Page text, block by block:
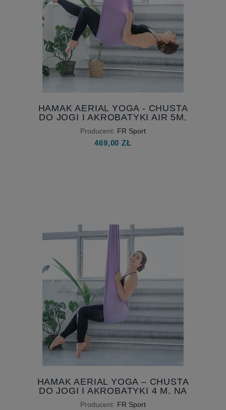
HAMAK AERIAL YOGA - CHUSTA
DO JOGI I AKROBATYKI AIR 5M,
SZEROKOŚĆ 230 CM
Producent: FR Sport
469,00 ZŁ
HAMAK AERIAL YOGA – CHUSTA
DO JOGI I AKROBATYKI 4 M, NA
TAŚMACH
Producent: FR Sport